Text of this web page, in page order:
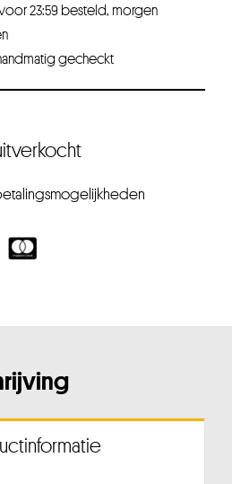
23:59 besteld, morgen
gecheckt